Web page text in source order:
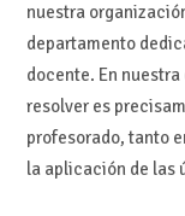
nuestra
departamento
docente. En
resolver es
profesorado, tanto
la aplicación de las